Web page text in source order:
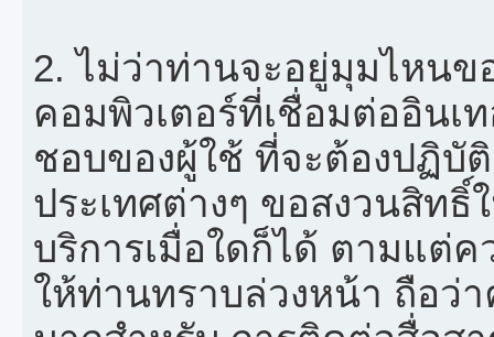
2. ไม่ว่าท่านจะอยู่มุมไหนข
คอมพิวเตอร์ที่เชื่อมต่ออินเ
ชอบของผู้ใช้ ที่จะต้องปฏิบั
ประเทศต่างๆ ขอสงวนสิทธิ์
บริการเมื่อใดก็ได้ ตามแต่
ให้ท่านทราบล่วงหน้า ถือว่